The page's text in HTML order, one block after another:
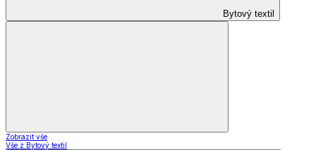
Bytový textil
Zobrazit vše
Vše z Bytový textil